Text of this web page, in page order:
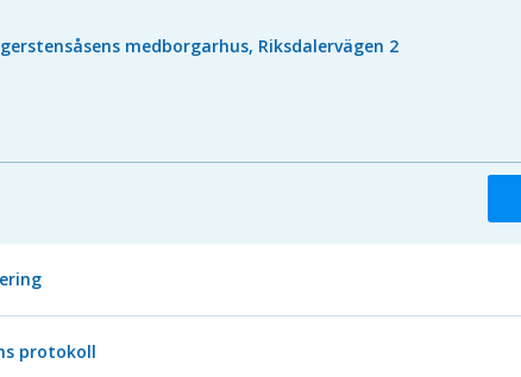
medborgarhus, Riksdalervägen 2
protokoll